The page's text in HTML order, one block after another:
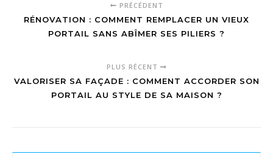
PRÉCÉDENT
RÉNOVATION : COMMENT REMPLACER UN VIEUX
PORTAIL SANS ABÎMER SES PILIERS ?
PLUS RÉCENT
VALORISER SA FAÇADE : COMMENT ACCORDER SON
PORTAIL AU STYLE DE SA MAISON ?